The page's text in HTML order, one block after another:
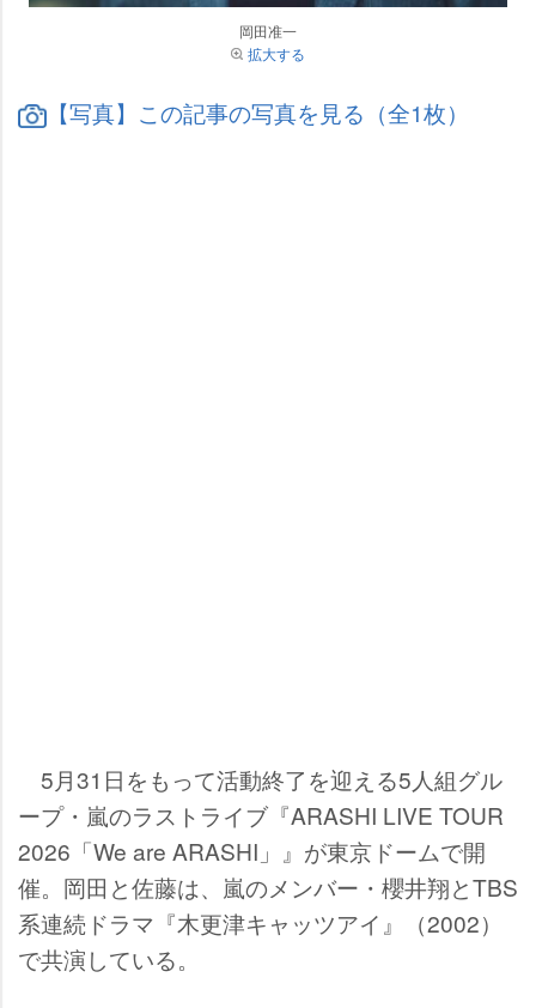
岡田准一
拡大する
【写真】この記事の写真を見る（全1枚）
5月31日をもって活動終了を迎える5人組グル
ープ・嵐のラストライブ『ARASHI LIVE TOUR
2026「We are ARASHI」』が東京ドームで開
催。岡田と佐藤は、嵐のメンバー・櫻井翔とTBS
系連続ドラマ『木更津キャッツアイ』（2002）
で共演している。